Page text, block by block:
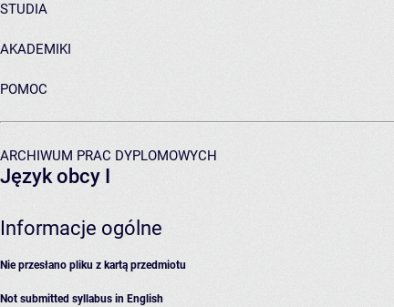
STUDIA
AKADEMIKI
POMOC
ARCHIWUM PRAC DYPLOMOWYCH
Język obcy I
Informacje ogólne
Nie przesłano pliku z kartą przedmiotu
Not submitted syllabus in English